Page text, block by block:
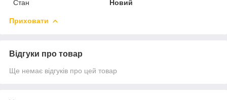
Стан Новий
Приховати
Відгуки про товар
Ще немає відгуків про цей товар